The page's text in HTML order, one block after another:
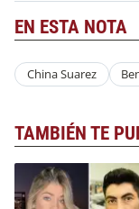
EN ESTA NOTA
China Suarez
TAMBIÉN TE